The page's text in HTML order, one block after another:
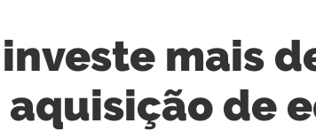
investe mais
aquisição de